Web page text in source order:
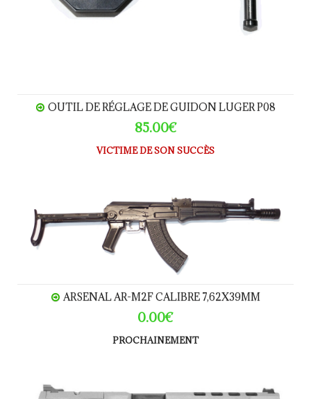
OUTIL DE RÉGLAGE DE GUIDON LUGER P08
85.00€
VICTIME DE SON SUCCÈS
Arsenal AR-M2F Calibre 7,62x39mm
ARSENAL AR-M2F CALIBRE 7,62X39MM
0.00€
PROCHAINEMENT
CANIK TP9 SFX Tungsten calibre 9 Para